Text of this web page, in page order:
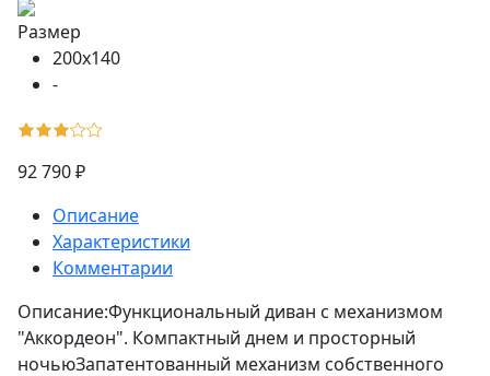
Размер
200x140
-
92 790 ₽
Описание
Характеристики
Комментарии
Описание:Функциональный диван с механизмом
"Аккордеон". Компактный днем и просторный
ночьюЗапатентованный механизм собственного